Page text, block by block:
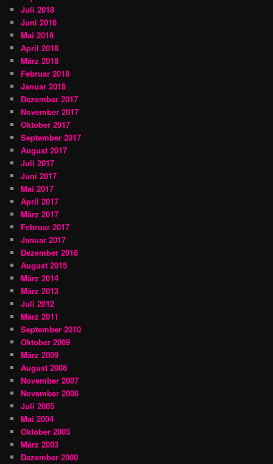
Juli 2018
Juni 2018
Mai 2018
April 2018
März 2018
Februar 2018
Januar 2018
Dezember 2017
November 2017
Oktober 2017
September 2017
August 2017
Juli 2017
Juni 2017
Mai 2017
April 2017
März 2017
Februar 2017
Januar 2017
Dezember 2016
August 2015
März 2014
März 2013
Juli 2012
März 2011
September 2010
Oktober 2009
März 2009
August 2008
November 2007
November 2006
Juli 2005
Mai 2004
Oktober 2003
März 2003
Dezember 2000